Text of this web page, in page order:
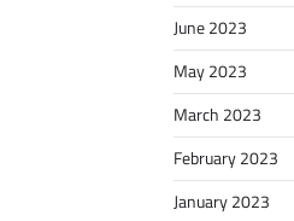
June 2023
May 2023
March 2023
February 2023
January 2023